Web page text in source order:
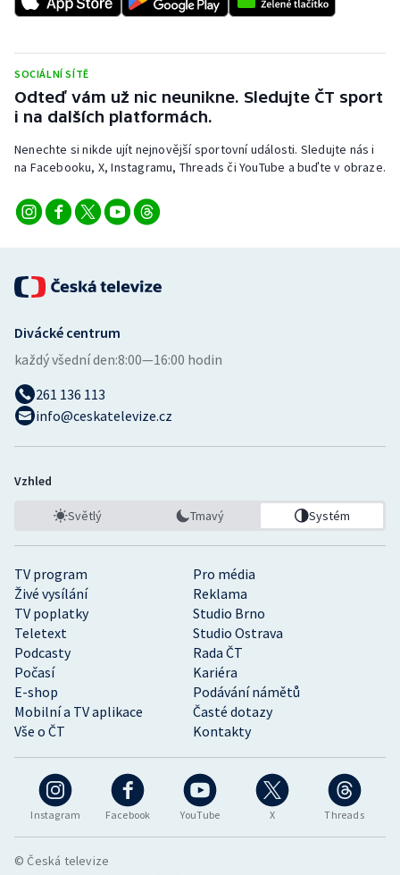
Stolní tenis
Veslování
Vodní slalom
Ostatní
SOCIÁLNÍ SÍTĚ
Odteď vám už nic neunikne. Sledujte ČT sport
i na dalších platformách.
Nenechte si nikde ujít nejnovější sportovní události. Sledujte nás i
na Facebooku, X, Instagramu, Threads či YouTube a buďte v obraze.
Instagram Facebook YouTube X Threads
TV program
Pro média
Živé vysílání
Reklama
TV poplatky
Studio Brno
Teletext
Studio Ostrava
Podcasty
Rada ČT
Počasí
Kariéra
E-shop
Podávání námětů
Mobilní a TV aplikace
Časté dotazy
Vše o ČT
Kontakty
Divácké centrum
každý všední den:8:00—16:00 hodin
261 136 113
info@ceskatelevize.cz
Vzhled
Světlý Tmavý Systém
© Česká televize